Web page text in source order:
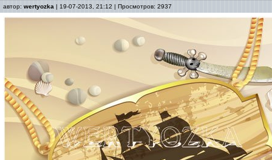
автор: wertyozka | 19-07-2013, 21:12 | Просмотров: 2937